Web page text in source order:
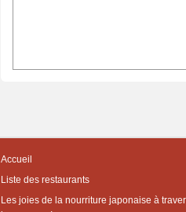
Accueil
Liste des restaurants
Les joies de la nourriture japonaise à